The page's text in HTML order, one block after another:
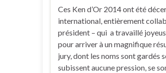
Ces Ken d’Or 2014 ont été
international, entièrement
président – qui a travaillé
pour arriver à un magnifique
jury, dont les noms sont gardés
subissent aucune pression, se